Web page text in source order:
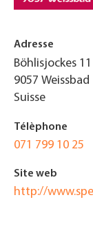
Adresse
Böhlisjockes 11
9057 Weissbad
Suisse
Télèphone
071 799 10 25
Site web
http://